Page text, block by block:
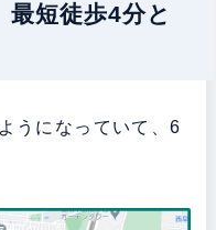
短徒歩4分と
うになっていて、6